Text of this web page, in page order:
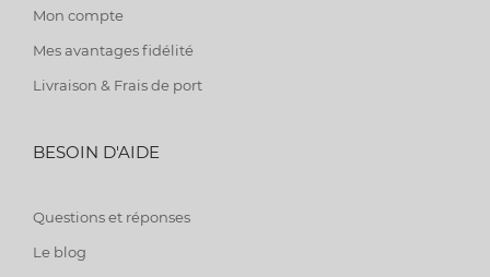
Mon compte
Mes avantages fidélité
Livraison & Frais de port
BESOIN D'AIDE
Questions et réponses
Le blog